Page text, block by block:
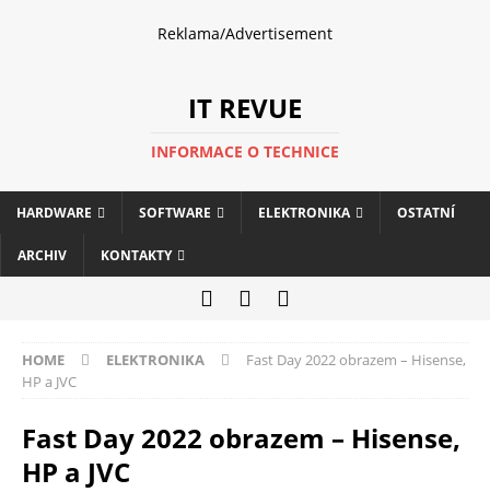
Reklama/Advertisement
IT REVUE
INFORMACE O TECHNICE
HARDWARE SOFTWARE ELEKTRONIKA OSTATNÍ
ARCHIV KONTAKTY
HOME ELEKTRONIKA
Fast Day 2022 obrazem – Hisense,
HP a JVC
Fast Day 2022 obrazem – Hisense,
HP a JVC